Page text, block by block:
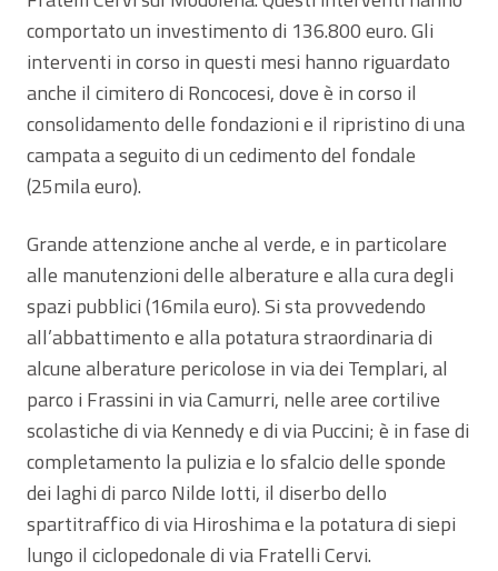
comportato un investimento di 136.800 euro. Gli
interventi in corso in questi mesi hanno riguardato
anche il cimitero di Roncocesi, dove è in corso il
consolidamento delle fondazioni e il ripristino di una
campata a seguito di un cedimento del fondale
(25mila euro).
Grande attenzione anche al verde, e in particolare
alle manutenzioni delle alberature e alla cura degli
spazi pubblici (16mila euro). Si sta provvedendo
all’abbattimento e alla potatura straordinaria di
alcune alberature pericolose in via dei Templari, al
parco i Frassini in via Camurri, nelle aree cortilive
scolastiche di via Kennedy e di via Puccini; è in fase di
completamento la pulizia e lo sfalcio delle sponde
dei laghi di parco Nilde Iotti, il diserbo dello
spartitraffico di via Hiroshima e la potatura di siepi
lungo il ciclopedonale di via Fratelli Cervi.